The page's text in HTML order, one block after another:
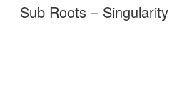
Sub Roots – Singularity